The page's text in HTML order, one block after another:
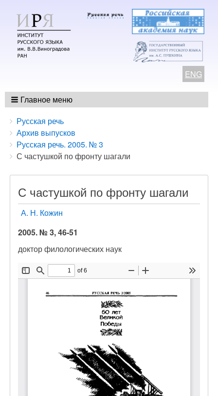
ENG
Главное меню
Breadcrumbs
You
are
here:
Русская речь
Архив выпусков
Русская речь. 2005. № 3
С частушкой по фронту шагали
С частушкой по фронту шагали
А. Н. Кожин
2005. № 3, 46-51
доктор филологических наук